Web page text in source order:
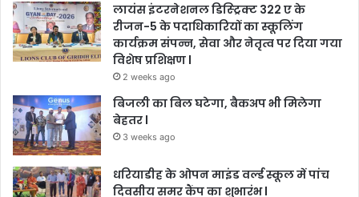
लायंस इंटरनेशनल डिस्ट्रिक्ट 322 ए के
रीजन-5 के पदाधिकारियों का स्कूलिंग
कार्यक्रम संपन्न, सेवा और नेतृत्व पर दिया गया
विशेष प्रशिक्षण l
2 weeks ago
बिजली का बिल घटेगा, बैकअप भी मिलेगा
बेहतर l
3 weeks ago
धरियाडीह के ओपन माइंड वर्ल्ड स्कूल में पांच
दिवसीय समर कैंप का शुभारंभ l